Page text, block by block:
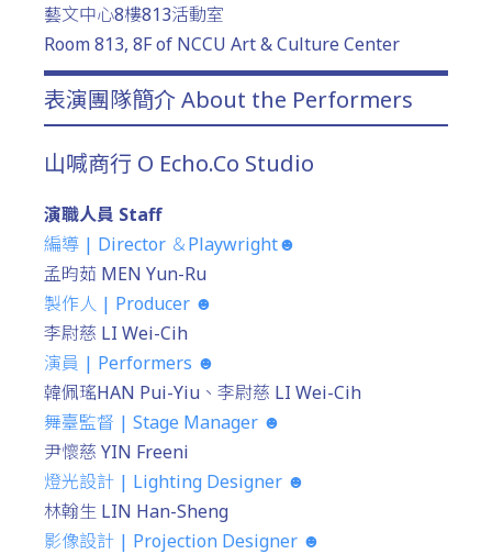
藝文中心8樓813活動室
Room 813, 8F of NCCU Art & Culture Center
表演團隊簡介 About the Performers
山喊商行 Ο Echo.Co Studio
演職人員 Staff
編導 | Director ＆Playwright☻
孟昀茹 MEN Yun-Ru
製作人 | Producer ☻
李尉慈 LI Wei-Cih
演員 | Performers ☻
韓佩瑤HAN Pui-Yiu、李尉慈 LI Wei-Cih
舞臺監督 | Stage Manager ☻
尹懷慈 YIN Freeni
燈光設計 | Lighting Designer ☻
林翰生 LIN Han-Sheng
影像設計 | Projection Designer ☻